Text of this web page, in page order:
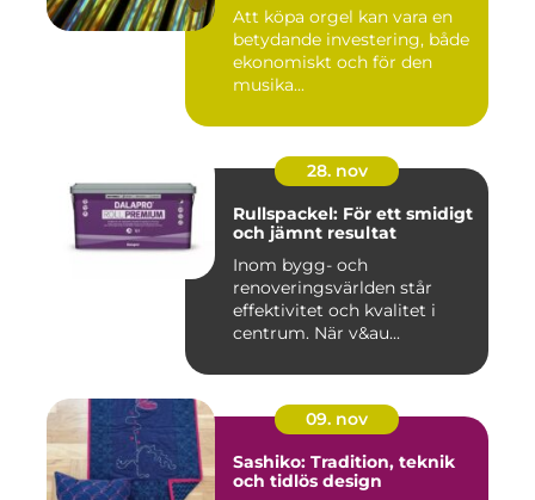
Att köpa orgel kan vara en
betydande investering, både
ekonomiskt och för den
musika...
28. nov
Rullspackel: För ett smidigt
och jämnt resultat
Inom bygg- och
renoveringsvärlden står
effektivitet och kvalitet i
centrum. När v&au...
09. nov
Sashiko: Tradition, teknik
och tidlös design